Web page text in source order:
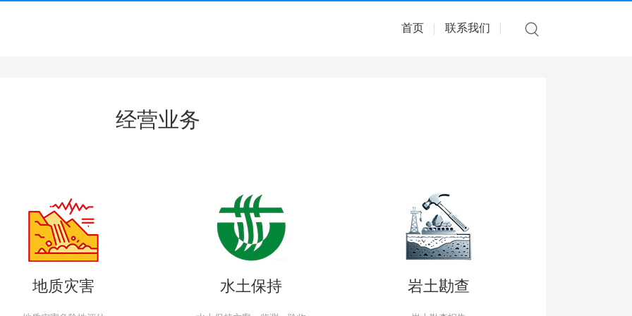
首页 联系我们
经营业务
地质灾害 水土保持 岩土勘查